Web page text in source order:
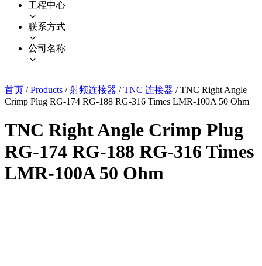
工程中心
联系方式
公司名称
首页 / Products / 射频连接器 / TNC 连接器 / TNC Right Angle
Crimp Plug RG-174 RG-188 RG-316 Times LMR-100A 50 Ohm
TNC Right Angle Crimp Plug
RG-174 RG-188 RG-316 Times
LMR-100A 50 Ohm